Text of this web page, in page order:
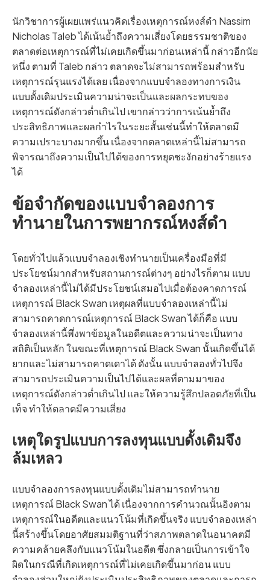
นักวิชาการผู้เผยแพร่แนวคิดเรื่องเหตุการณ์หงส์ดำ Nassim
Nicholas Taleb ได้เน้นย้ำถึงความเสี่ยงโดยธรรมชาติของ
ตลาดต่อเหตุการณ์ที่ไม่เคยเกิดขึ้นมาก่อนเหล่านี้ กล่าวอีกนัย
หนึ่ง ตามที่ Taleb กล่าว ตลาดจะไม่สามารถพร้อมสำหรับ
เหตุการณ์รุนแรงได้เลย เนื่องจากแบบจำลองทางการเงิน
แบบดั้งเดิมประเมินความน่าจะเป็นและผลกระทบของ
เหตุการณ์ดังกล่าวต่ำเกินไป เขากล่าวว่าการเน้นย้ำถึง
ประสิทธิภาพและผลกำไรในระยะสั้นเช่นนี้ทำให้ตลาดมี
ความเปราะบางมากขึ้น เนื่องจากตลาดเหล่านี้ไม่สามารถ
พิจารณาถึงความเป็นไปได้ของการหยุดชะงักอย่างร้ายแรง
ได้
ข้อจำกัดของแบบจำลองการ
ทำนายในการพยากรณ์หงส์ดำ
โดยทั่วไปแล้วแบบจำลองเชิงทำนายเป็นเครื่องมือที่มี
ประโยชน์มากสำหรับสถานการณ์ต่างๆ อย่างไรก็ตาม แบบ
จำลองเหล่านี้ไม่ได้มีประโยชน์เสมอไปเมื่อต้องคาดการณ์
เหตุการณ์ Black Swan เหตุผลที่แบบจำลองเหล่านี้ไม่
สามารถคาดการณ์เหตุการณ์ Black Swan ได้ก็คือ แบบ
จำลองเหล่านี้พึ่งพาข้อมูลในอดีตและความน่าจะเป็นทาง
สถิติเป็นหลัก ในขณะที่เหตุการณ์ Black Swan นั้นเกิดขึ้นได้
ยากและไม่สามารถคาดเดาได้ ดังนั้น แบบจำลองทั่วไปจึง
สามารถประเมินความเป็นไปได้และผลที่ตามมาของ
เหตุการณ์ดังกล่าวต่ำเกินไป และให้ความรู้สึกปลอดภัยที่เป็น
เท็จ ทำให้ตลาดมีความเสี่ยง
เหตุใดรูปแบบการลงทุนแบบดั้งเดิมจึง
ล้มเหลว
แบบจำลองการลงทุนแบบดั้งเดิมไม่สามารถทำนาย
เหตุการณ์ Black Swan ได้ เนื่องจากการคำนวณนั้นอิงตาม
เหตุการณ์ในอดีตและแนวโน้มที่เกิดขึ้นจริง แบบจำลองเหล่า
นี้สร้างขึ้นโดยอาศัยสมมติฐานที่ว่าสภาพตลาดในอนาคตมี
ความคล้ายคลึงกับแนวโน้มในอดีต ซึ่งกลายเป็นการเข้าใจ
ผิดในกรณีที่เกิดเหตุการณ์ที่ไม่เคยเกิดขึ้นมาก่อน แบบ